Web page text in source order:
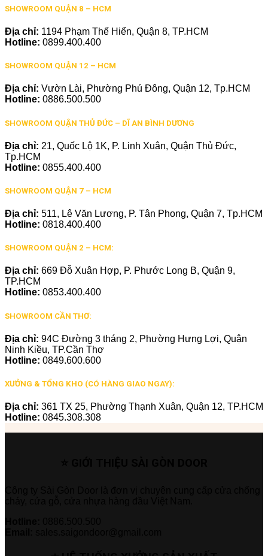
SHOWROOM QUẬN 8 – HCM
Địa chỉ: 1194 Phạm Thế Hiển, Quận 8, TP.HCM
Hotline: 0899.400.400
SHOWROOM QUẬN 12 – HCM
Địa chỉ: Vườn Lài, Phường Phú Đông, Quận 12, Tp.HCM
Hotline: 0886.500.500
SHOWROOM QUẬN THỦ ĐỨC – DĨ AN BÌNH DƯƠNG
Địa chỉ: 21, Quốc Lộ 1K, P. Linh Xuân, Quận Thủ Đức,
Tp.HCM
Hotline: 0855.400.400
SHOWROOM QUẬN 7 – HCM
Địa chỉ: 511, Lê Văn Lương, P. Tân Phong, Quận 7, Tp.HCM
Hotline: 0818.400.400
SHOWROOM QUẬN 2 – HCM:
Địa chỉ: 669 Đỗ Xuân Hợp, P. Phước Long B, Quận 9,
TP.HCM
Hotline: 0853.400.400
SHOWROOM CẦN THƠ:
Địa chỉ: 94C Đường 3 tháng 2, Phường Hưng Lợi, Quận
Ninh Kiều, TP.Cần Thơ
Hotline: 0849.600.600
XƯỞNG & TỔNG KHO (CÓ HÀNG GIAO NGAY):
Địa chỉ: 361 TX 25, Phường Thạnh Xuân, Quận 12, TP.HCM
Hotline: 0845.308.308